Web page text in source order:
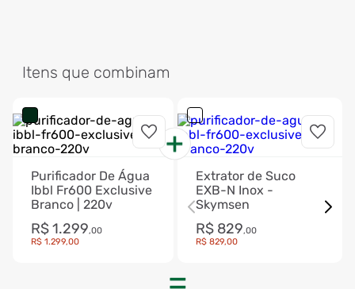
Itens que combinam
Purificador De Água
Ibbl Fr600 Exclusive
Branco | 220v
R$1.299,00
R$ 1.299,00
Extrator de Suco
EXB-N Inox -
Skymsen
R$ 829,00
R$ 829,00